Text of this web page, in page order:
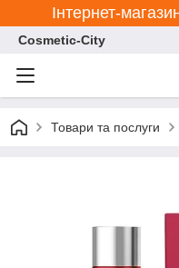
Інтернет-
Cosmetic-City
Товари та послуги